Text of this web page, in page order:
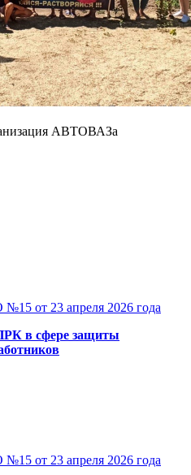
АВТОВАЗа
от 23 апреля 2026 года
в сфере защиты
от 23 апреля 2026 года